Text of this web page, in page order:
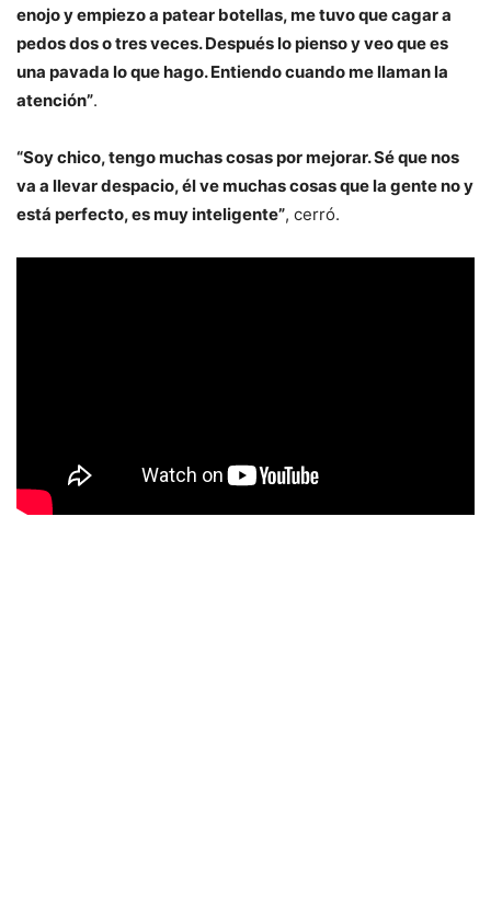
enojo y empiezo a patear botellas, me tuvo que cagar a
pedos dos o tres veces. Después lo pienso y veo que es
una pavada lo que hago. Entiendo cuando me llaman la
atención”.
“Soy chico, tengo muchas cosas por mejorar. Sé que nos
va a llevar despacio, él ve muchas cosas que la gente no y
está perfecto, es muy inteligente”, cerró.